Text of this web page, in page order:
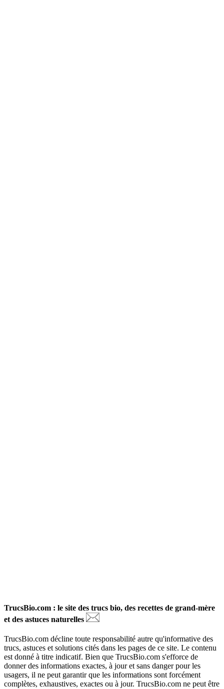
TrucsBio.com : le site des trucs bio, des recettes de grand-mère
et des astuces naturelles
TrucsBio.com décline toute responsabilité autre qu'informative des
trucs, astuces et solutions cités dans les pages de ce site. Le contenu
est donné à titre indicatif. Bien que TrucsBio.com s'efforce de
donner des informations exactes, à jour et sans danger pour les
usagers, il ne peut garantir que les informations sont forcément
complètes, exhaustives, exactes ou à jour. TrucsBio.com ne peut être